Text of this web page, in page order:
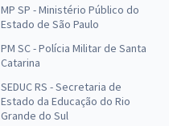
MP SP - Ministério Público do
Estado de São Paulo
PM SC - Polícia Militar de Santa
Catarina
SEDUC RS - Secretaria de
Estado da Educação do Rio
Grande do Sul